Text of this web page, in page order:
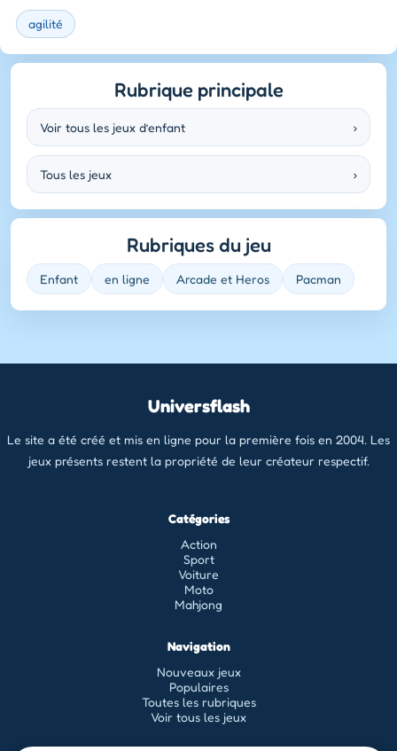
agilité
Rubrique principale
Voir tous les jeux d’enfant ›
Tous les jeux ›
Rubriques du jeu
Enfant en ligne Arcade et Heros Pacman
Universflash
Le site a été créé et mis en ligne pour la première fois en 2004. Les
jeux présents restent la propriété de leur créateur respectif.
Catégories
Action
Sport
Voiture
Moto
Mahjong
Navigation
Nouveaux jeux
Populaires
Toutes les rubriques
Voir tous les jeux